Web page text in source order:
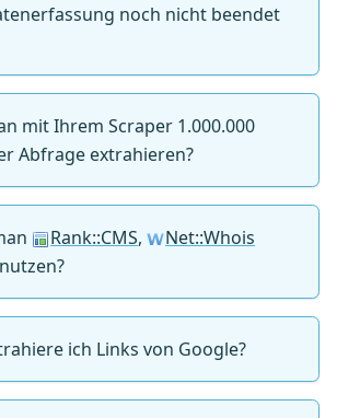
noch nicht beendet
mit Ihrem Scraper 1.000.000
Abfrage extrahieren?
Rank::CMS,
Net::Whois
ich Links von Google?